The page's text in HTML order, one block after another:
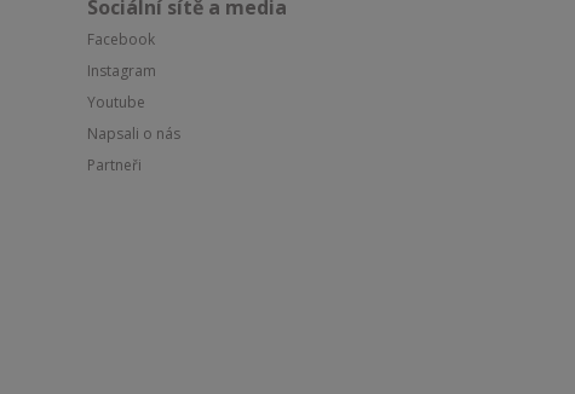
Sociální sítě a media
Facebook
Instagram
Youtube
Napsali o nás
Partneři